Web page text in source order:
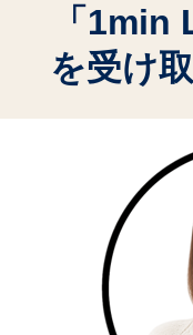
「1min
を受け